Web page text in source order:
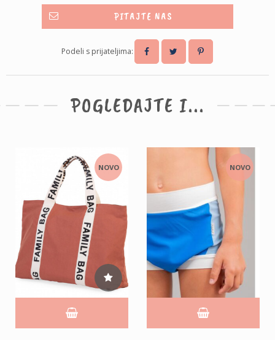
PITAJTE NAS
Podeli s prijateljima:
POGLEDAJTE I...
NOVO NOVO